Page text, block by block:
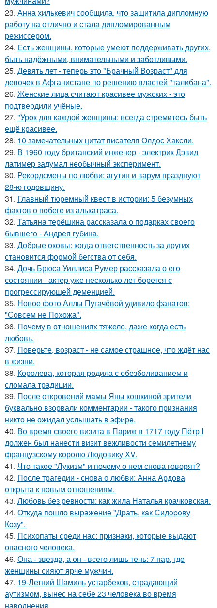
23. Анна хилькевич сообщила, что защитила дипломную
работу на отлично и стала дипломированным
режиссером.
24. Есть женщины, которые умеют поддерживать других,
быть надёжными, внимательными и заботливыми.
25. Девять лет - теперь это "Брачный Возраст" для
девочек в Афганистане по решению властей "талибана".
26. Женские лица считают красивее мужских - это
подтвердили учёные.
27. "Урок для каждой женщины: всегда стремитесь быть
ещё красивее.
28. 10 замечательных цитат писателя Олдос Хаксли.
29. В 1960 году британский инженер - электрик Дэвид
латимер задумал необычный эксперимент.
30. Рекордсмены по любви: агутин и варум празднуют
28-ю годовщину.
31. Главный тюремный квест в истории: 5 безумных
фактов о побеге из алькатраса.
32. Татьяна терёшина рассказала о подарках своего
бывшего - Андрея губина.
33. Добрые оковы: когда ответственность за других
становится формой бегства от себя.
34. Дочь Брюса Уиллиса Румер рассказала о его
состоянии - актер уже несколько лет борется с
прогрессирующей деменцией.
35. Новое фото Аллы Пугачёвой удивило фанатов:
"Совсем не Похожа".
36. Почему в отношениях тяжело, даже когда есть
любовь.
37. Поверьте, возраст - не самое страшное, что ждёт нас
в жизни.
38. Королева, которая родила с обезболиванием и
сломала традиции.
39. После откровений мамы Яны кошкиной зрители
буквально взорвали комментарии - такого признания
никто не ожидал услышать в эфире.
40. Во время своего визита в Париж в 1717 году Пётр I
должен был нанести визит вежливости семилетнему
французскому королю Людовику XV.
41. Что такое "Лукизм" и почему о нем снова говорят?
42. После трагедии - снова о любви: Анна Ардова
открыта к новым отношениям.
43. Любовь без ревности: как жила Наталья крачковская.
44. Откуда пошло выражение "Драть, кaк Сидopoву
Кoзу".
45. Психопаты среди нас: признаки, которые выдают
опасного человека.
46. Она - звезда, а он - всего лишь тень: 7 пар, где
женщины сияют ярче мужчин.
47. 19-Летний Шамиль устарбеков, страдающий
аутизмом, вынес на себе 23 человека во время
наводнения.